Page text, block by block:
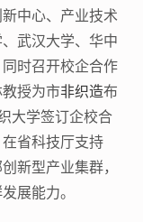
中心、产业技术
武汉大学、华中
时召开校企合作
授为市非织造布
大学签订企校合
省科技厅支持
新型产业集群，
展能力。